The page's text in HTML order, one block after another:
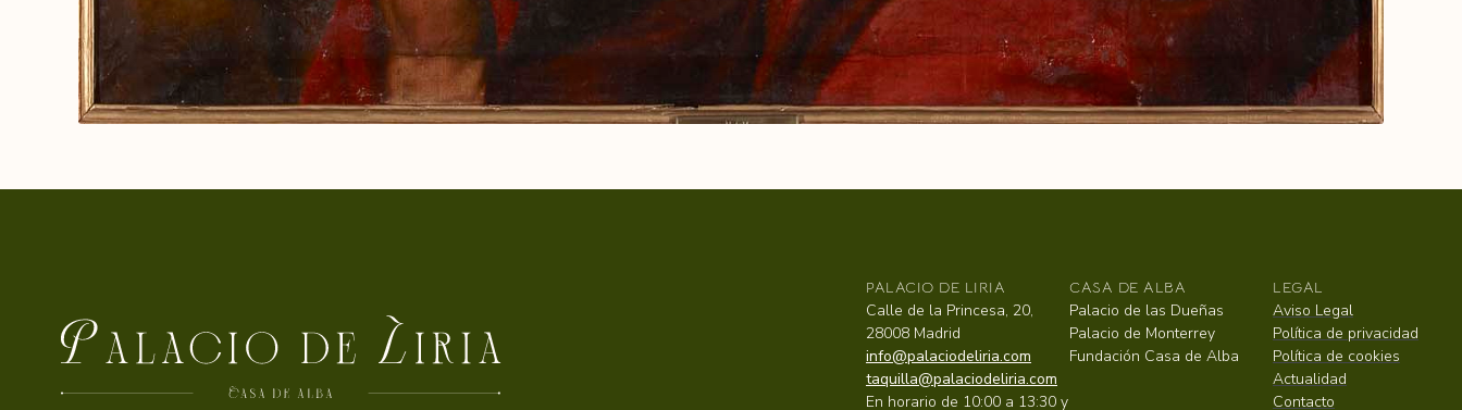
PALACIO DE LIRIA
Calle de la Princesa, 20,
28008 Madrid
info@palaciodeliria.com
taquilla@palaciodeliria.com
En horario de 10:00 a 13:30 y
CASA DE ALBA
Palacio de las Dueñas
Palacio de Monterrey
Fundación Casa de Alba
LEGAL
Aviso Legal
Política de privacidad
Política de cookies
Actualidad
Contacto